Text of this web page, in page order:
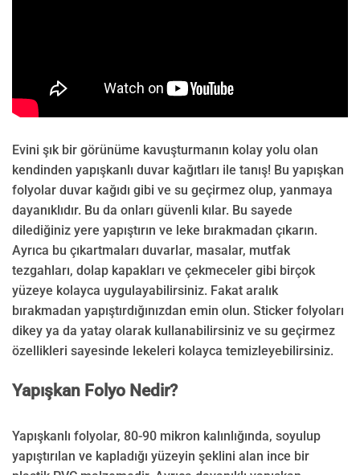
Evini şık bir görünüme kavuşturmanın kolay yolu olan
kendinden yapışkanlı duvar kağıtları ile tanış! Bu yapışkan
folyolar duvar kağıdı gibi ve su geçirmez olup, yanmaya
dayanıklıdır. Bu da onları güvenli kılar. Bu sayede
dilediğiniz yere yapıştırın ve leke bırakmadan çıkarın.
Ayrıca bu çıkartmaları duvarlar, masalar, mutfak
tezgahları, dolap kapakları ve çekmeceler gibi birçok
yüzeye kolayca uygulayabilirsiniz. Fakat aralık
bırakmadan yapıştırdığınızdan emin olun. Sticker folyoları
dikey ya da yatay olarak kullanabilirsiniz ve su geçirmez
özellikleri sayesinde lekeleri kolayca temizleyebilirsiniz.
Yapışkan Folyo Nedir?
Yapışkanlı folyolar, 80-90 mikron kalınlığında, soyulup
yapıştırılan ve kapladığı yüzeyin şeklini alan ince bir